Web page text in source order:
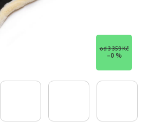
od 3 359 Kč
–0 %